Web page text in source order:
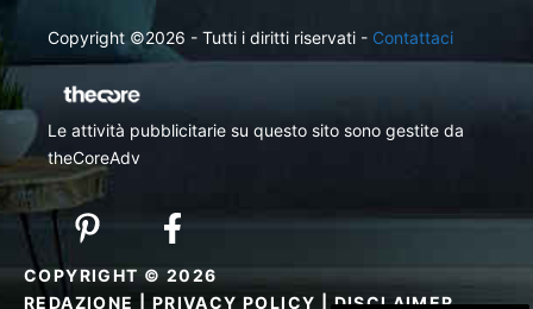
Copyright ©2026 - Tutti i diritti riservati - Contattaci
Le attività pubblicitarie su questo sito sono gestite da
theCoreAdv
COPYRIGHT © 2026
REDAZIONE
PRIVACY POLICY |DISCLAIMER